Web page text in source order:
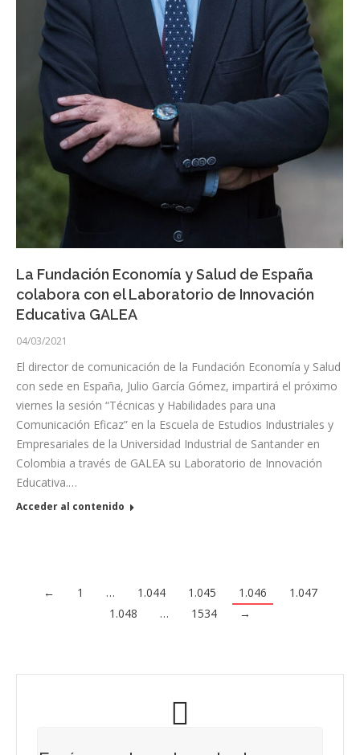
La Fundación Economía y Salud de España
colabora con el Laboratorio de Innovación
Educativa GALEA
04/03/2021
El director de comunicación de la Fundación Economía y Salud
con sede en España, Julio García Gómez, impartirá el próximo
viernes la sesión “Técnicas y Habilidades para una
Comunicación Eficaz” en la Escuela de Estudios Industriales y
Empresariales de la Universidad Industrial de Santander en
Colombia a través de GALEA su Laboratorio de Innovación
Educativa.…
Acceder al contenido
← 1 … 1.044 1.045 1.046
1.047
1.048
… 1534 →